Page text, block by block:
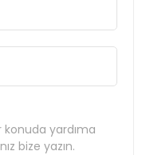
yardıma
bize yazın.